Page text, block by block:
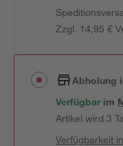
Zzgl. 14,95 €
Abholung
Verfügbar im
Artikel wird 3
Verfügbarkeit